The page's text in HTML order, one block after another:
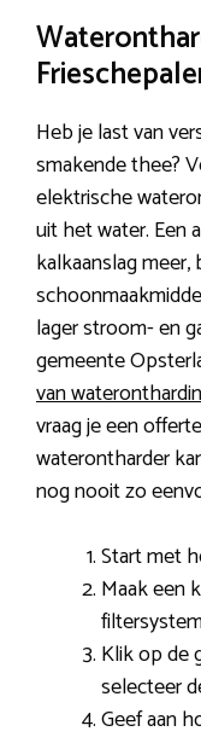
Heb je last van
smakende thee?
elektrische
uit het water. Een
kalkaanslag
lager stroom- en
gemeente
van
vraag je een
waterontharder
nog nooit zo
Start met
Maak een
Klik op de
selecteer
Geef aan